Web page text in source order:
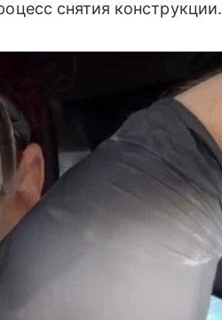
снятия конструкции.